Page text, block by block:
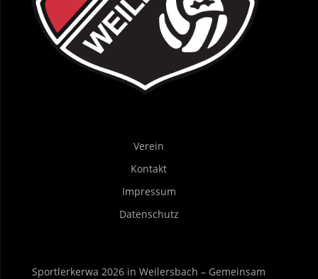
Verein
Kontakt
Impressum
Datenschutz
Sportlerkerwa 2026 in Weilersbach – Gemeinsam